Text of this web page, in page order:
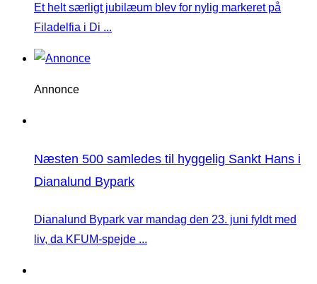
Et helt særligt jubilæum blev for nylig markeret på
Filadelfia i Di ...
Annonce
Næsten 500 samledes til hyggelig Sankt Hans i
Dianalund Bypark
Dianalund Bypark var mandag den 23. juni fyldt med
liv, da KFUM-spejde ...